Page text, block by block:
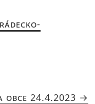
OBCE 24.4.2023